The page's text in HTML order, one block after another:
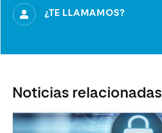
¿TE LLAMAMOS?
Noticias relacionadas